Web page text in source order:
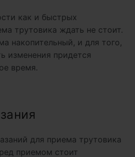
как и быстрых
трутовика ждать не стоит.
накопительный, и для того,
изменения придется
время.
для приема трутовика
приемом стоит